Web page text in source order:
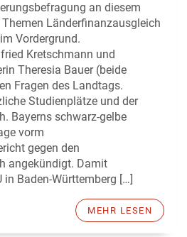
an diesem
Länderfinanzausgleich
Vordergrund.
Kretschmann und
Theresia Bauer (beide
Fragen des Landtags.
Studienplätze und der
Bayerns schwarz-gelbe
vorm
gegen den
angekündigt. Damit
Baden-Württemberg […]
MEHR LESEN